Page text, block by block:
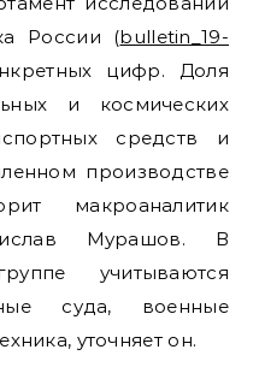
России (bulletin_19-
цифр. Доля
и космических
средств и
производстве
макроаналитик
Мурашов. В
учитываются
суда, военные
уточняет он.